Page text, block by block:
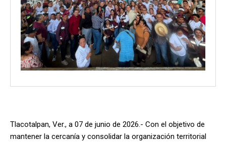
Tlacotalpan, Ver., a 07 de junio de 2026.- Con el objetivo de
mantener la cercanía y consolidar la organización territorial